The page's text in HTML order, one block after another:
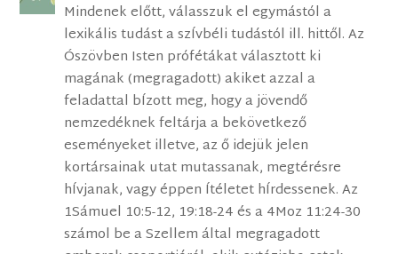
Mindenek előtt, válasszuk el egymástól a
lexikális tudást a szÍvbéli tudástól ill. hittől. Az
Ószövben Isten prófétákat választott ki
magának (megragadott) akiket azzal a
feladattal bÍzott meg, hogy a jövendő
nemzedéknek feltárja a bekövetkező
eseményeket illetve, az ő idejük jelen
kortársainak utat mutassanak, megtérésre
hÍvjanak, vagy éppen Ítéletet hÍrdessenek. Az
1Sámuel 10:5-12, 19:18-24 és a 4Moz 11:24-30
számol be a Szellem által megragadott